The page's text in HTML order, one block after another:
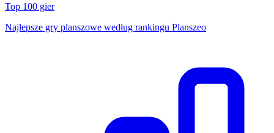
Top 100 gier
Najlepsze gry planszowe według rankingu Planszeo